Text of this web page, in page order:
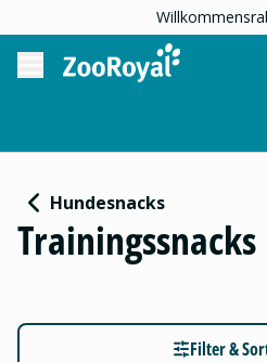
Hundesnacks
Trainingssnacks
Filter &